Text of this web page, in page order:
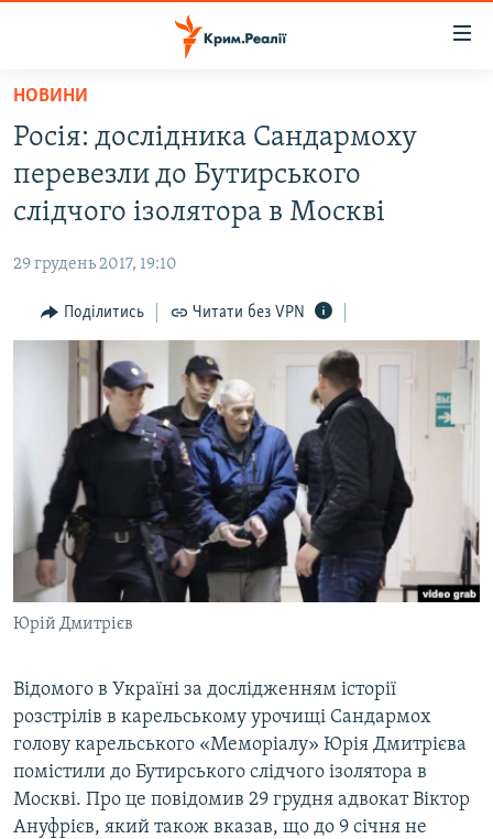
Перейти
основного
матеріалу
Перейти
до
основної
навігації
Перейти
до
ВОДА.КРИМ
ВІДЕО ТА ФОТО
БЛОГИ
ПОГЛЯД
ІНТЕРВ'Ю
ВСЕ ЗА ДЕНЬ
СПЕЦПРОЕКТИ
ДЕПОРТАЦІЯ
ВІДЕОУРОКИ «ELIFBE»
СВІДЧЕННЯ ОКУПАЦІЇ
УКРАЇНСЬКА ПРОБЛЕМА КРИМУ
ІНФОГРАФІКА
ЯК ОБІЙТИ БЛОКУВАННЯ
Русский
Qırımtatar
ДОЛУЧАЙСЯ!
Усі сайти RFE/RL
НОВИНИ
Росія: дослідника Сандармоху
перевезли до Бутирського
слідчого ізолятора в Москві
29 грудень 2017, 19:10
Поділитись Читати без VPN
Юрій Дмитрієв
Відомого в Україні за дослідженням історії
розстрілів в карельському урочищі Сандармох
голову карельського «Меморіалу» Юрія Дмитрієва
помістили до Бутирського слідчого ізолятора в
Москві. Про це повідомив 29 грудня адвокат Віктор
Ануфрієв, який також вказав, що до 9 січня не